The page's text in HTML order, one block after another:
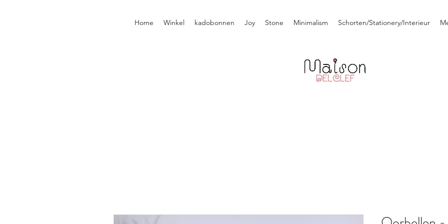
Home Winkel kadobonnen Joy Stone Minimalism Schorten/Stationery/Interieur